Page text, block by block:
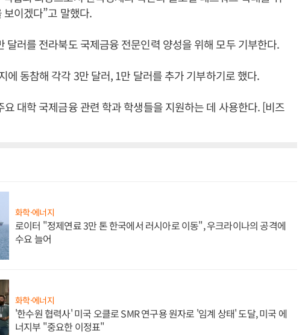
이겠다”고 말했다.
달러를 전라북도 국제금융 전문인력 양성을 위해 모두 기부한다.
에 동참해 각각 3만 달러, 1만 달러를 추가 기부하기로 했다.
대학 국제금융 관련 학과 학생들을 지원하는 데 사용한다. [비즈
화학·에너지
로이터 "정제연료 3만 톤 한국에서 러시아로 이동", 우크라이나의 공격에
수요 늘어
화학·에너지
'한수원 협력사' 미국 오클로 SMR 연구용 원자로 '임계 상태' 도달, 미국 에
너지부 "중요한 이정표"